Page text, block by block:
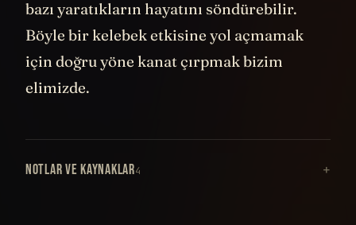
bazı yaratıkların hayatını söndürebilir.
Böyle bir kelebek etkisine yol açmamak
için doğru yöne kanat çırpmak bizim
elimizde.
NOTLAR VE KAYNAKLAR4